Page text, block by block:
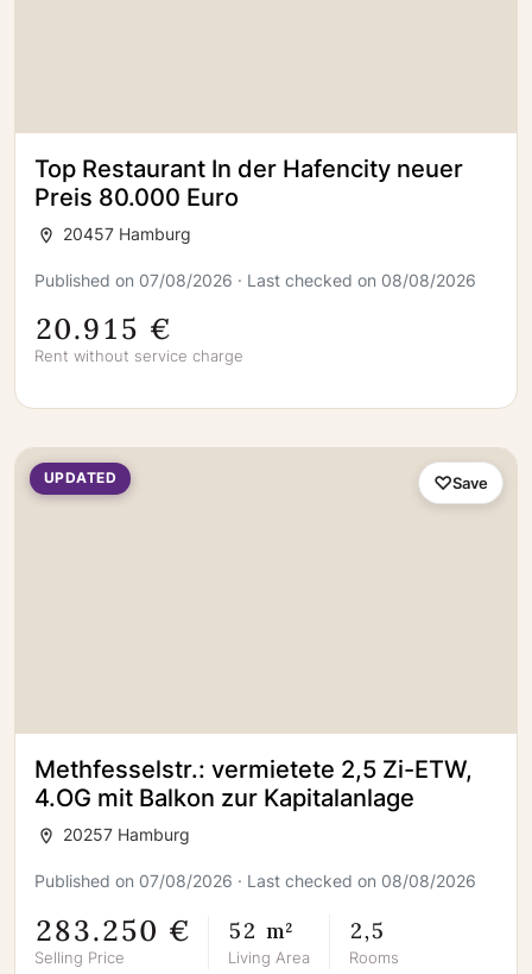
Top Restaurant In der Hafencity neuer
Preis 80.000 Euro
20457 Hamburg
Published on 07/08/2026 · Last checked on 08/08/2026
20.915 €
Rent without service charge
UPDATED
Methfesselstr.: vermietete 2,5 Zi-ETW,
4.OG mit Balkon zur Kapitalanlage
20257 Hamburg
Published on 07/08/2026 · Last checked on 08/08/2026
283.250 €
Selling Price
52 m²
Living Area
2,5
Rooms
Save